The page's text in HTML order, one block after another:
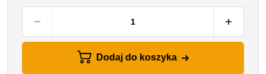
Dodaj do koszyka